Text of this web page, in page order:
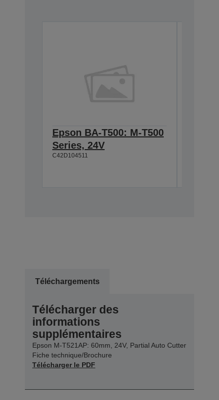
Epson BA-T500: M-T500
Series, 24V
C42D104511
Téléchargements
Télécharger des
informations
supplémentaires
Epson M-T521AP: 60mm, 24V, Partial Auto Cutter
Fiche technique/Brochure
Télécharger le PDF